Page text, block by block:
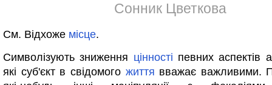
Сонник Цветкова
См. Відхоже місце.
Символізують зниження цінності певних аспектів
які суб'єкт в свідомого життя вважає важливими.